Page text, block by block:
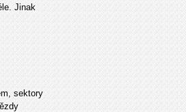
Jinak
sektory